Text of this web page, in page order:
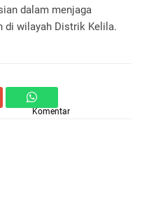
dalam menjaga
di wilayah Distrik Kelila.
Komentar